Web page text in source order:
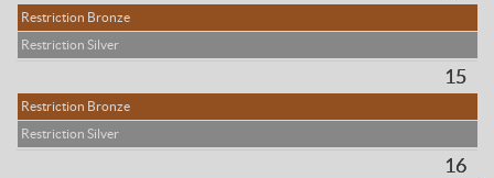
Restriction Silver
Restriction Silver
Restriction Bronze
Restriction Bronze
15
16